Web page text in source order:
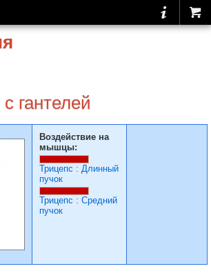
гантелей
Воздействие на
мышцы:
Трицепс : Длинный
пучок
Трицепс : Средний
пучок